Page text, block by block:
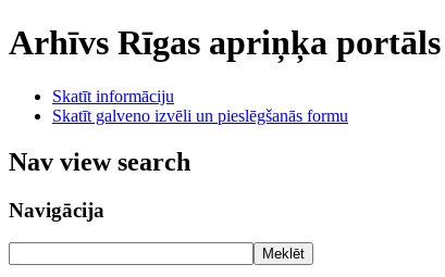
Arhīvs Rīgas apriņķa portāls
Skatīt informāciju
Skatīt galveno izvēli un pieslēgšanās formu
Nav view search
Navigācija
Meklēt